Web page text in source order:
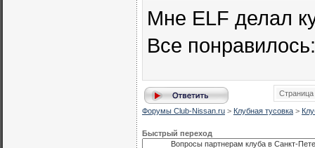
Мне ELF делал
Все
Страница
Форумы Club-Nissan.ru > Клубная тусовка >
Быстрый переход